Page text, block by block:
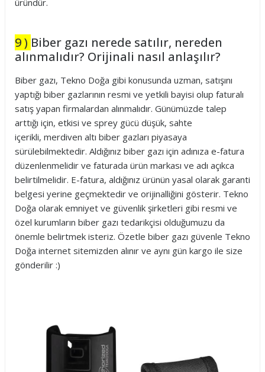
üründür.
9 ) Biber gazı nerede satılır, nereden
alınmalıdır? Orijinali nasıl anlaşılır?
Biber gazı, Tekno Doğa gibi konusunda uzman, satışını
yaptığı biber gazlarının resmi ve yetkili bayisi olup faturalı
satış yapan firmalardan alınmalıdır. Günümüzde talep
arttığı için, etkisi ve sprey gücü düşük, sahte
içerikli, merdiven altı biber gazları piyasaya
sürülebilmektedir. Aldığınız biber gazı için adınıza e-fatura
düzenlenmelidir ve faturada ürün markası ve adı açıkca
belirtilmelidir. E-fatura, aldığınız ürünün yasal olarak garanti
belgesi yerine geçmektedir ve orijinalliğini gösterir. Tekno
Doğa olarak emniyet ve güvenlik şirketleri gibi resmi ve
özel kurumların biber gazı tedarikçisi olduğumuzu da
önemle belirtmek isteriz. Özetle biber gazı güvenle Tekno
Doğa internet sitemizden alınır ve aynı gün kargo ile size
gönderilir :)